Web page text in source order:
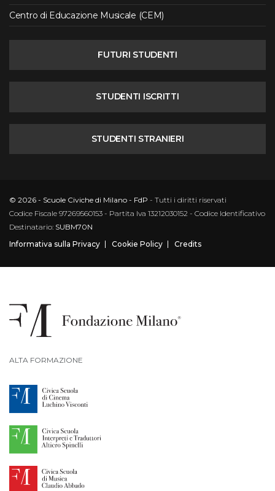
Centro di Educazione Musicale (CEM)
FUTURI STUDENTI
STUDENTI ISCRITTI
STUDENTI STRANIERI
© 2026 - Scuole Civiche di Milano - FdP - Tutti i diritti riservati
Codice Fiscale 97269560153 - Partita Iva 13212030152 - Codice Identificativo
Destinatario: SUBM70N
Informativa sulla Privacy
Cookie Policy Credits
ALTA FORMAZIONE